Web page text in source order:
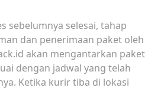
sebelumnya selesai, tahap
dan penerimaan paket oleh
akan mengantarkan paket
dengan jadwal yang telah
Ketika kurir tiba di lokasi